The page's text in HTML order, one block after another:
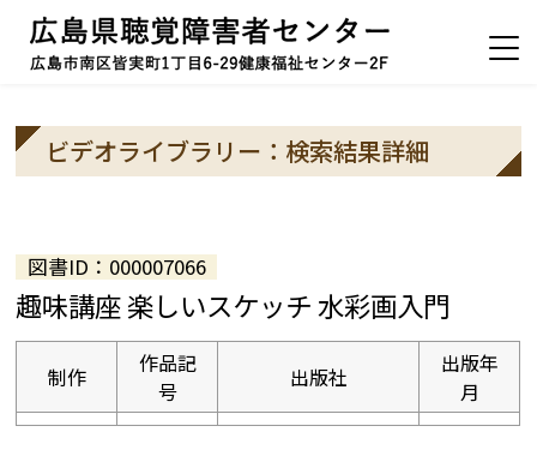
ビデオライブラリー：検索結果詳細
図書ID：000007066
趣味講座 楽しいスケッチ 水彩画入門
制作
作品記
号
出版社
出版年
月